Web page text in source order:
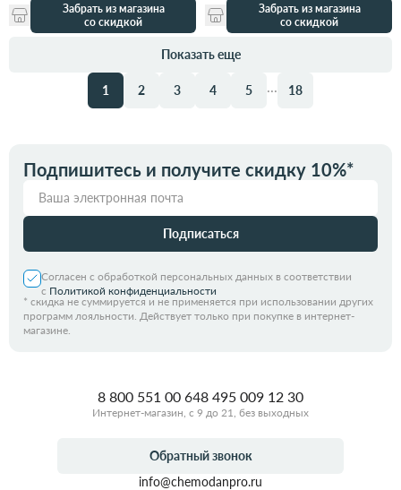
Забрать из магазина
со скидкой
Забрать из магазина
со скидкой
Показать еще
1 2 3 4 5 ... 18
Подпишитесь и получите скидку 10%*
Подписаться
Согласен с обработкой персональных данных в соответствии
с Политикой конфиденциальности
* скидка не суммируется и не применяется при использовании других
программ лояльности. Действует только при покупке в интернет-
магазине.
8 800 551 00 648 495 009 12 30
Интернет-магазин, с 9 до 21, без выходных
Обратный звонок
info@chemodanpro.ru